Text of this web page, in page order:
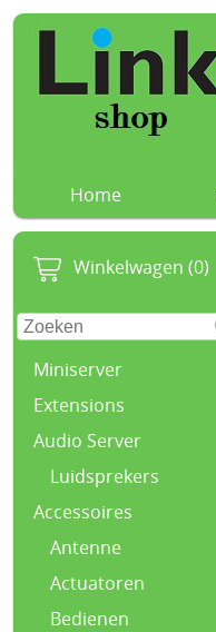
Home
Winkelwagen (0)
Miniserver
Extensions
Audio Server
Luidsprekers
Accessoires
Antenne
Actuatoren
Bedienen